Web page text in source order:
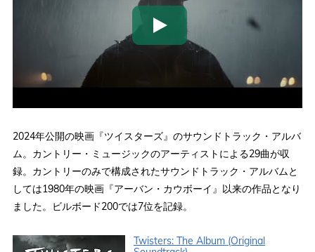
2024年公開の映画『ツイスターズ』のサウンドトラック・アルバ
ム。カントリー・ミュージックのアーティストによる29曲が収
録。カントリーのみで構成されたサウンドトラック・アルバムと
しては1980年の映画『アーバン・カウボーイ』以来の作品となり
ました。ビルボード200では7位を記録。
Twisters: The Album (Original